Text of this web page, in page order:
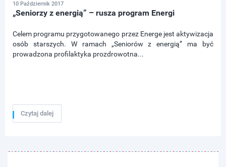
10 Październik 2017
„Seniorzy z energią” – rusza program Energi
Celem programu przygotowanego przez Energe jest aktywizacja
osób starszych. W ramach „Seniorów z energią” ma być
prowadzona profilaktyka prozdrowotna...
Czytaj dalej